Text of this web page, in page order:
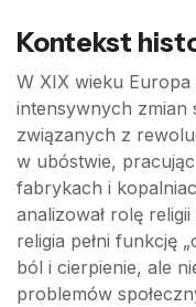
Kontekst
W XIX wieku
intensywnych zmian
związanych z
w ubóstwie,
fabrykach i
analizował rolę
religia pełni funkcję
ból i cierpienie, ale
problemów